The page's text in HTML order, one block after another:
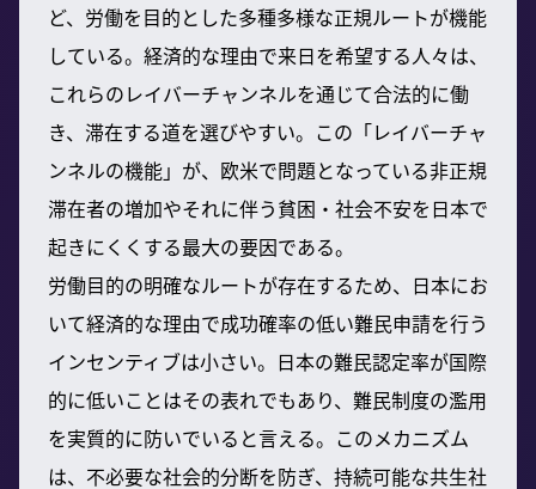
ど、労働を目的とした多種多様な正規ルートが機能
している。経済的な理由で来日を希望する人々は、
これらのレイバーチャンネルを通じて合法的に働
き、滞在する道を選びやすい。この「レイバーチャ
ンネルの機能」が、欧米で問題となっている非正規
滞在者の増加やそれに伴う貧困・社会不安を日本で
起きにくくする最大の要因である。
労働目的の明確なルートが存在するため、日本にお
いて経済的な理由で成功確率の低い難民申請を行う
インセンティブは小さい。日本の難民認定率が国際
的に低いことはその表れでもあり、難民制度の濫用
を実質的に防いでいると言える。このメカニズム
は、不必要な社会的分断を防ぎ、持続可能な共生社